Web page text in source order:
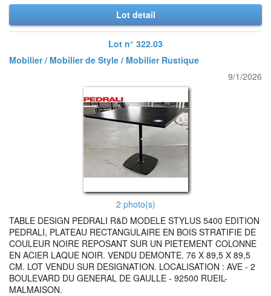
Lot detail
Lot n° 322.03
Mobilier / Mobilier de Style / Mobilier Rustique
9/1/2026
2 photo(s)
TABLE DESIGN PEDRALI R&D MODELE STYLUS 5400 EDITION
PEDRALI, PLATEAU RECTANGULAIRE EN BOIS STRATIFIE DE
COULEUR NOIRE REPOSANT SUR UN PIETEMENT COLONNE
EN ACIER LAQUE NOIR. VENDU DEMONTE. 76 X 89,5 X 89,5
CM. LOT VENDU SUR DESIGNATION. LOCALISATION : AVE - 2
BOULEVARD DU GENERAL DE GAULLE - 92500 RUEIL-
MALMAISON.